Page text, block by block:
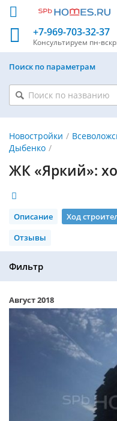
+7-969-703-32-37
Консультируем пн-
Поиск по параметрам
Новостройки
Дыбенко
ЖК «Яркий»:
Описание Ход
Отзывы
Фильтр
Август 2018